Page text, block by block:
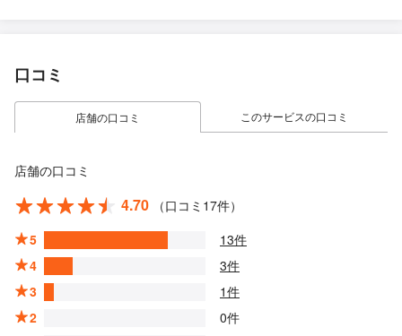
口コミ
店舗の口コミ このサービスの口コミ
店舗の口コミ
4.70
（口コミ17件）
5
13件
4
3件
3
1件
2
0件